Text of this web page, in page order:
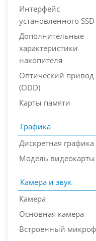
Интерфейс
установленного SSD
Дополнительные
характеристики
накопителя
Оптический привод
(ODD)
Карты памяти
Графика
Дискретная графика
Модель видеокарты
Камера и звук
Камера
Основная камера
Встроенный